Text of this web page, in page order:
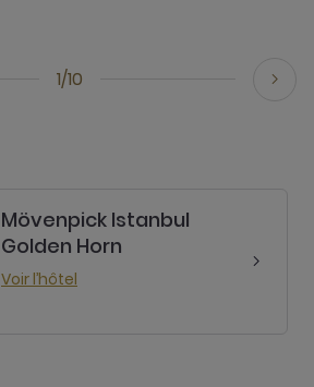
1/10
Mövenpick Istanbul
Golden Horn
Voir l’hôtel